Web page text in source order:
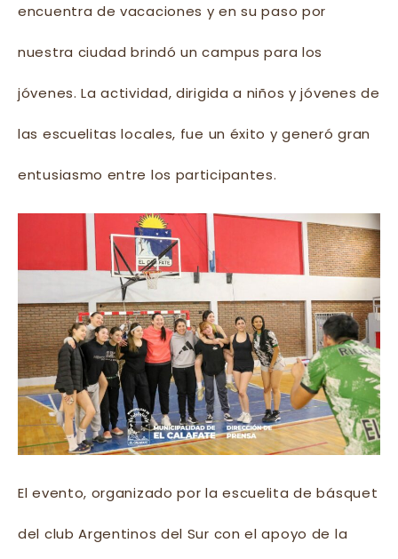
encuentra de vacaciones y en su paso por
nuestra ciudad brindó un campus para los
jóvenes. La actividad, dirigida a niños y jóvenes de
las escuelitas locales, fue un éxito y generó gran
entusiasmo entre los participantes.
El evento, organizado por la escuelita de básquet
del club Argentinos del Sur con el apoyo de la